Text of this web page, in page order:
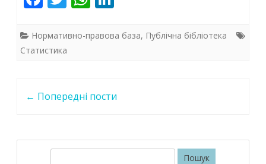
e
b
o
itt at
p
k
n
Нормативно-правова база, Публічна бібліотека
Статистика
navigation
← Попередні пости